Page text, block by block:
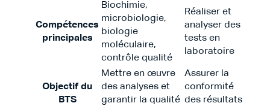
Compétences
principales
Biochimie,
microbiologie,
biologie
moléculaire,
contrôle qualité
Réaliser et
analyser des
tests en
laboratoire
Objectif du
BTS
Mettre en œuvre
des analyses et
garantir la qualité
Assurer la
conformité
des résultats